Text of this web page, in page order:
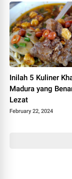
Inilah 5 Kuliner
Madura yang
Lezat
February 22, 2024